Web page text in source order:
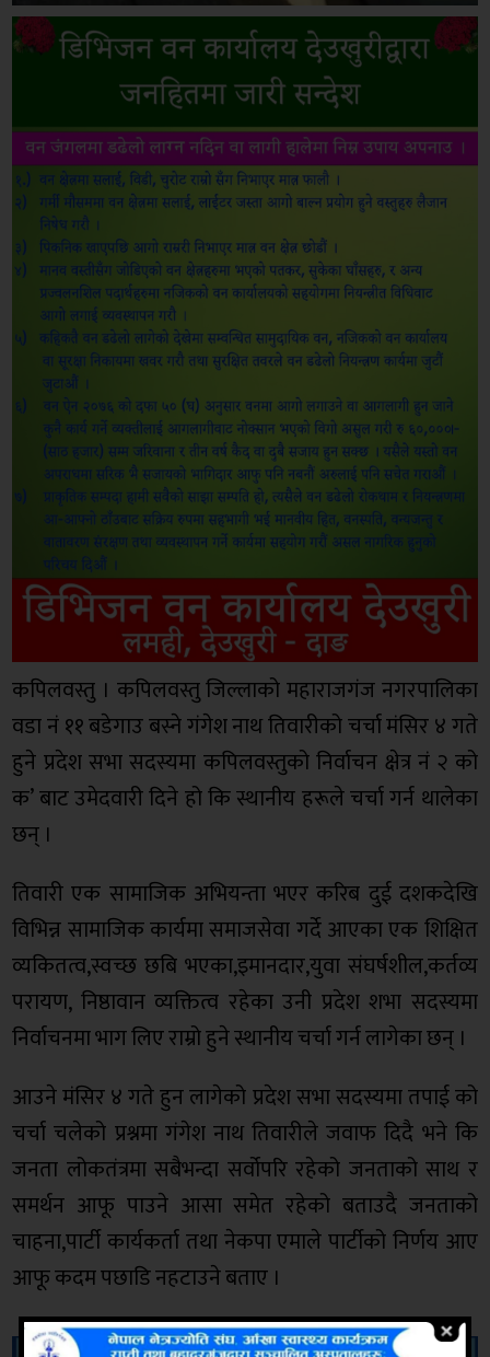
कपिलवस्तु । कपिलवस्तु जिल्लाको महाराजगंज नगरपालिका
वडा नं ११ बडेगाउ बस्ने गंगेश नाथ तिवारीको चर्चा मंसिर ४ गते
हुने प्रदेश सभा सदस्यमा कपिलवस्तुको निर्वाचन क्षेत्र नं २ को
क’ बाट उमेदवारी दिने हो कि स्थानीय हरूले चर्चा गर्न थालेका
छन् ।
तिवारी एक सामाजिक अभियन्ता भएर करिब दुई दशकदेखि
विभिन्न सामाजिक कार्यमा समाजसेवा गर्दे आएका एक शिक्षित
व्यकितत्व,स्वच्छ छबि भएका,इमानदार,युवा संघर्षशील,कर्तव्य
परायण, निष्ठावान व्यक्तित्व रहेका उनी प्रदेश शभा सदस्यमा
निर्वाचनमा भाग लिए राम्रो हुने स्थानीय चर्चा गर्न लागेका छन् ।
आउने मंसिर ४ गते हुन लागेको प्रदेश सभा सदस्यमा तपाई को
चर्चा चलेको प्रश्नमा गंगेश नाथ तिवारीले जवाफ दिदै भने कि
जनता लोकतंत्रमा सबैभन्दा सर्वोपरि रहेको जनताको साथ र
समर्थन आफू पाउने आसा समेत रहेको बताउदै जनताको
चाहना,पार्टी कार्यकर्ता तथा नेकपा एमाले पार्टीको निर्णय आए
आफू कदम पछाडि नहटाउने बताए ।